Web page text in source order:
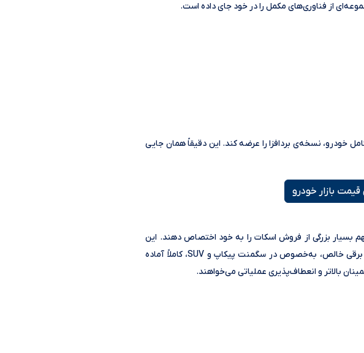
از فناوری‌های مکمل را در خود جای داده است.
خودرو، نسخه‌ی بردافزا را عرضه کند. این دقیقاً همان جایی
بازار خودرو
بسیار بزرگی از فروش اسکات را به خود اختصاص دهند. این
موضوع یک پیام مهم دارد: بازار هنوز هم برای خودروهای برقی خالص، به‌خصوص در سگمنت پیکاپ و SUV، کاملاً آماده
بالاتر و انعطاف‌پذیری عملیاتی می‌خواهند.